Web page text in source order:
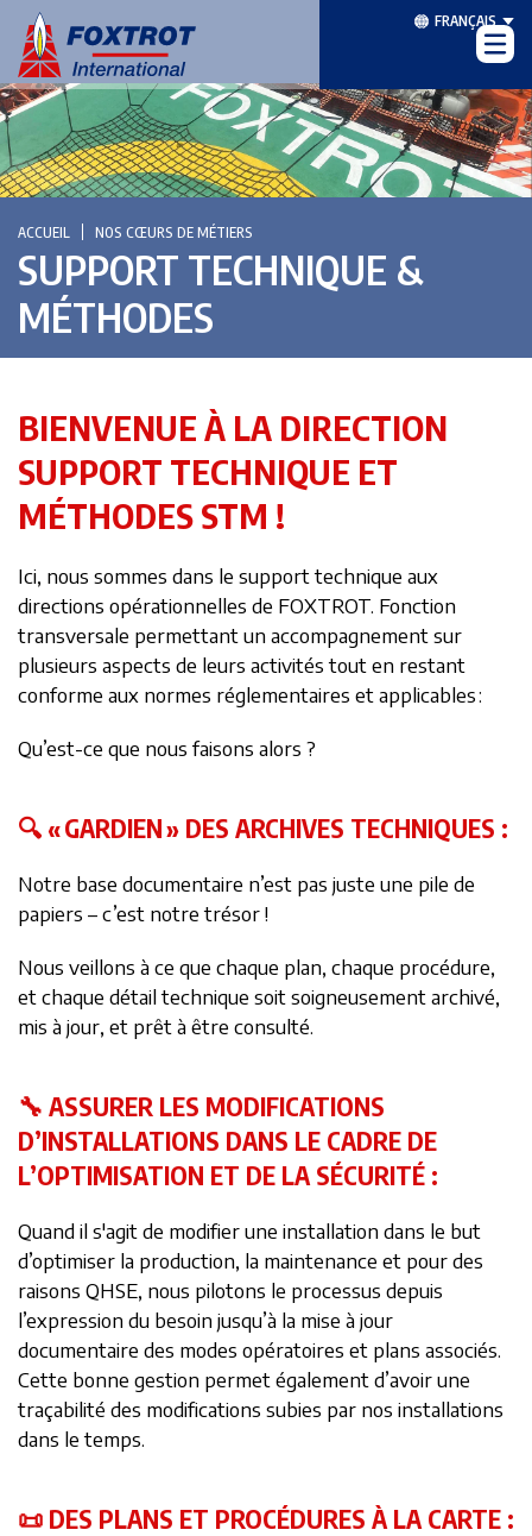
FRANÇAIS
ACCUEIL NOS CŒURS DE MÉTIERS
SUPPORT TECHNIQUE &
MÉTHODES
BIENVENUE À LA DIRECTION
SUPPORT TECHNIQUE ET
MÉTHODES STM !
Ici, nous sommes dans le support technique aux
directions opérationnelles de FOXTROT. Fonction
transversale permettant un accompagnement sur
plusieurs aspects de leurs activités tout en restant
conforme aux normes réglementaires et applicables :
Qu’est-ce que nous faisons alors ?
🔍 « GARDIEN » DES ARCHIVES TECHNIQUES :
Notre base documentaire n’est pas juste une pile de
papiers – c’est notre trésor !
Nous veillons à ce que chaque plan, chaque procédure,
et chaque détail technique soit soigneusement archivé,
mis à jour, et prêt à être consulté.
🔧 ASSURER LES MODIFICATIONS
D’INSTALLATIONS DANS LE CADRE DE
L’OPTIMISATION ET DE LA SÉCURITÉ :
Quand il s'agit de modifier une installation dans le but
d’optimiser la production, la maintenance et pour des
raisons QHSE, nous pilotons le processus depuis
l’expression du besoin jusqu’à la mise à jour
documentaire des modes opératoires et plans associés.
Cette bonne gestion permet également d’avoir une
traçabilité des modifications subies par nos installations
dans le temps.
📜 DES PLANS ET PROCÉDURES À LA CARTE :